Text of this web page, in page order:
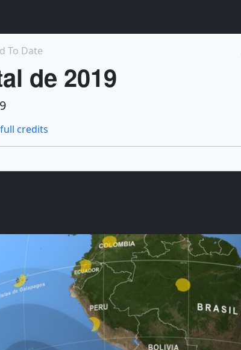
To Date
de 2019
credits